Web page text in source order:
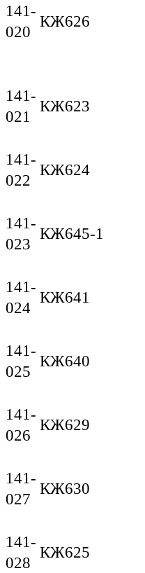
141-
020
КЖ626
141-
021
КЖ623
141-
022
КЖ624
141-
023
КЖ645-1
141-
024
КЖ641
141-
025
КЖ640
141-
026
КЖ629
141-
027
КЖ630
141-
028
КЖ625